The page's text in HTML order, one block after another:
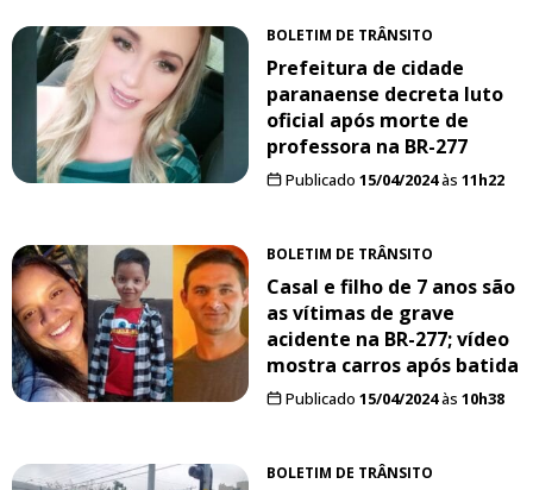
BOLETIM DE TRÂNSITO
Prefeitura de cidade
paranaense decreta luto
oficial após morte de
professora na BR-277
Publicado 15/04/2024às 11h22
BOLETIM DE TRÂNSITO
Casal e filho de 7 anos são
as vítimas de grave
acidente na BR-277; vídeo
mostra carros após batida
Publicado 15/04/2024às 10h38
BOLETIM DE TRÂNSITO